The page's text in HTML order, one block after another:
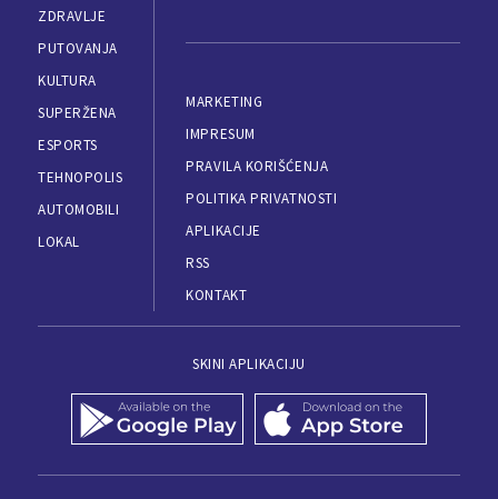
ZDRAVLJE
PUTOVANJA
KULTURA
SUPERŽENA
ESPORTS
TEHNOPOLIS
AUTOMOBILI
LOKAL
MARKETING
IMPRESUM
PRAVILA KORIŠĆENJA
POLITIKA PRIVATNOSTI
APLIKACIJE
RSS
KONTAKT
SKINI APLIKACIJU